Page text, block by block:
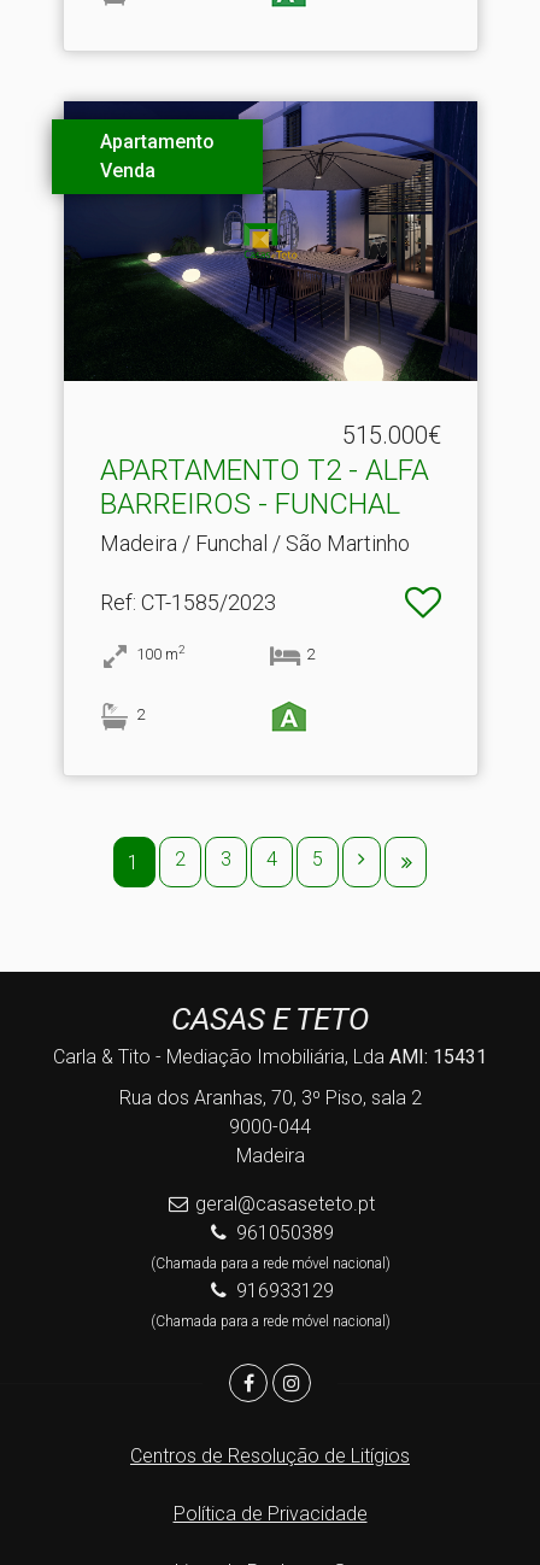
Apartamento
Venda
515.000€
APARTAMENTO T2 - ALFA
BARREIROS - FUNCHAL
Madeira / Funchal / São Martinho
Ref: CT-1585/2023
100 m2 2
2
1 2 3 4 5
CASAS E TETO
Carla & Tito - Mediação Imobiliária, Lda AMI: 15431
Rua dos Aranhas, 70, 3º Piso, sala 2
9000-044
Madeira
geral@casaseteto.pt
961050389
(Chamada para a rede móvel nacional)
916933129
(Chamada para a rede móvel nacional)
Centros de Resolução de Litígios
Política de Privacidade